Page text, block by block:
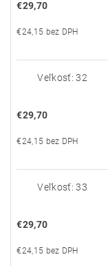
€29,70
€24,15 bez DPH
Veľkosť: 32
€29,70
€24,15 bez DPH
Veľkosť: 33
€29,70
€24,15 bez DPH